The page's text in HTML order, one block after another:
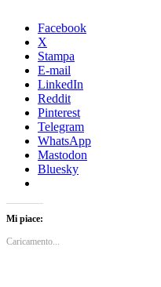
Facebook
X
Stampa
E-mail
LinkedIn
Reddit
Pinterest
Telegram
WhatsApp
Mastodon
Bluesky
Mi piace:
Caricamento...